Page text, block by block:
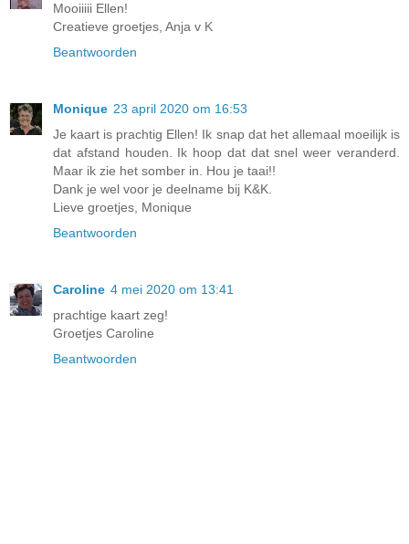
Mooiiiii Ellen!
Creatieve groetjes, Anja v K
Beantwoorden
Monique 23 april 2020 om 16:53
Je kaart is prachtig Ellen! Ik snap dat het allemaal moeilijk is
dat afstand houden. Ik hoop dat dat snel weer veranderd.
Maar ik zie het somber in. Hou je taai!!
Dank je wel voor je deelname bij K&K.
Lieve groetjes, Monique
Beantwoorden
Caroline 4 mei 2020 om 13:41
prachtige kaart zeg!
Groetjes Caroline
Beantwoorden